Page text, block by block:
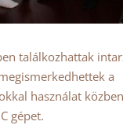
találkozhattak
a
használat
gépet.